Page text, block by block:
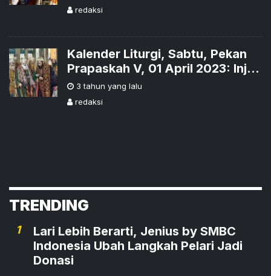
redaksi
Kalender Liturgi, Sabtu, Pekan
Prapaskah V, 01 April 2023: Injil:
Yoh.11:45-56
3 tahun yang lalu
redaksi
TRENDING
1
Lari Lebih Berarti, Jenius by SMBC
Indonesia Ubah Langkah Pelari Jadi
Donasi